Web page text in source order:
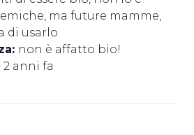
ma future mamme,
di usarlo
non è affatto bio!
2 anni fa